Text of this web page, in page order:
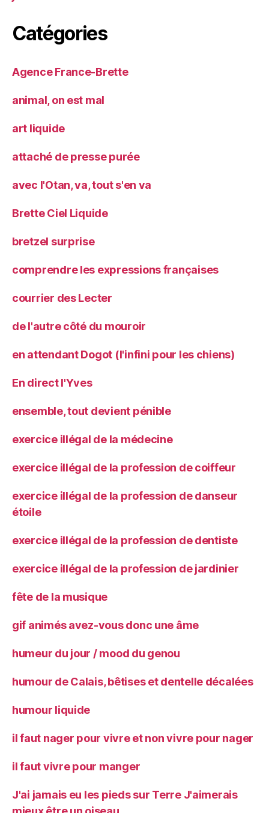
Catégories
Agence France-Brette
animal, on est mal
art liquide
attaché de presse purée
avec l'Otan, va, tout s'en va
Brette Ciel Liquide
bretzel surprise
comprendre les expressions françaises
courrier des Lecter
de l'autre côté du mouroir
en attendant Dogot (l'infini pour les chiens)
En direct l'Yves
ensemble, tout devient pénible
exercice illégal de la médecine
exercice illégal de la profession de coiffeur
exercice illégal de la profession de danseur
étoile
exercice illégal de la profession de dentiste
exercice illégal de la profession de jardinier
fête de la musique
gif animés avez-vous donc une âme
humeur du jour / mood du genou
humour de Calais, bêtises et dentelle décalées
humour liquide
il faut nager pour vivre et non vivre pour nager
il faut vivre pour manger
J'ai jamais eu les pieds sur Terre J'aimerais